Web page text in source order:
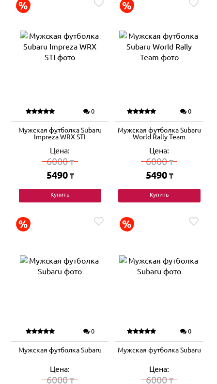
0
Мужская футболка Subaru
Impreza WRX STI
Цена:
6000₸
5490 ₸
Купить
0
Мужская футболка Subaru
World Rally Team
Цена:
6000₸
5490 ₸
Купить
0
Мужская футболка Subaru
Цена:
6000₸
0
Мужская футболка Subaru
Цена:
6000₸